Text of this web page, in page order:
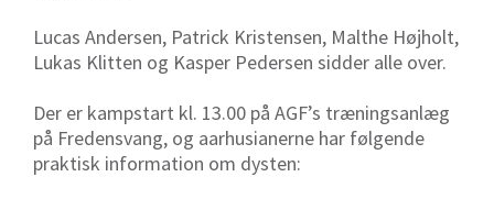
Lucas Andersen, Patrick Kristensen, Malthe Højholt,
Lukas Klitten og Kasper Pedersen sidder alle over.
Der er kampstart kl. 13.00 på AGF’s træningsanlæg
på Fredensvang, og aarhusianerne har følgende
praktisk information om dysten: